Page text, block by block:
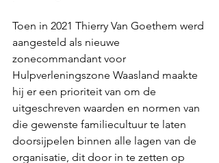
Toen in 2021 Thierry Van Goethem werd
aangesteld als nieuwe
zonecommandant voor
Hulpverleningszone Waasland maakte
hij er een prioriteit van om de
uitgeschreven waarden en normen van
die gewenste familiecultuur te laten
doorsijpelen binnen alle lagen van de
organisatie, dit door in te zetten op